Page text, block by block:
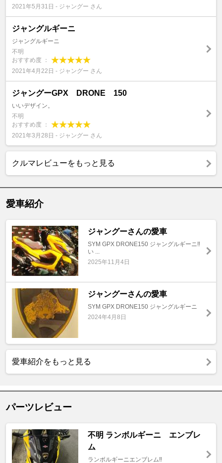
2021年5月31日 - ジャングー さん
ジャングルギーニ
ジャングルギーニ
不明
おすすめ度 ：
2021年4月22日 - ジャングー さん
ジャングーGPX DRONE 150
いいデザイン。
不明
おすすめ度 ：
2021年3月28日 - ジャングー さん
クルマレビューをもっと見る
愛車紹介
ジャングーさんの愛車
SYM GPX DRONE150 ジャングルギーニ‼️
い ...
2025年11月4日
ジャングーさんの愛車
SYM GPX DRONE150 ジャングルギーニ
2024年4月8日
愛車紹介をもっと見る
パーツレビュー
不明 ランボルギーニ エンブレ
ム
ランボルギーニエンブレム‼️